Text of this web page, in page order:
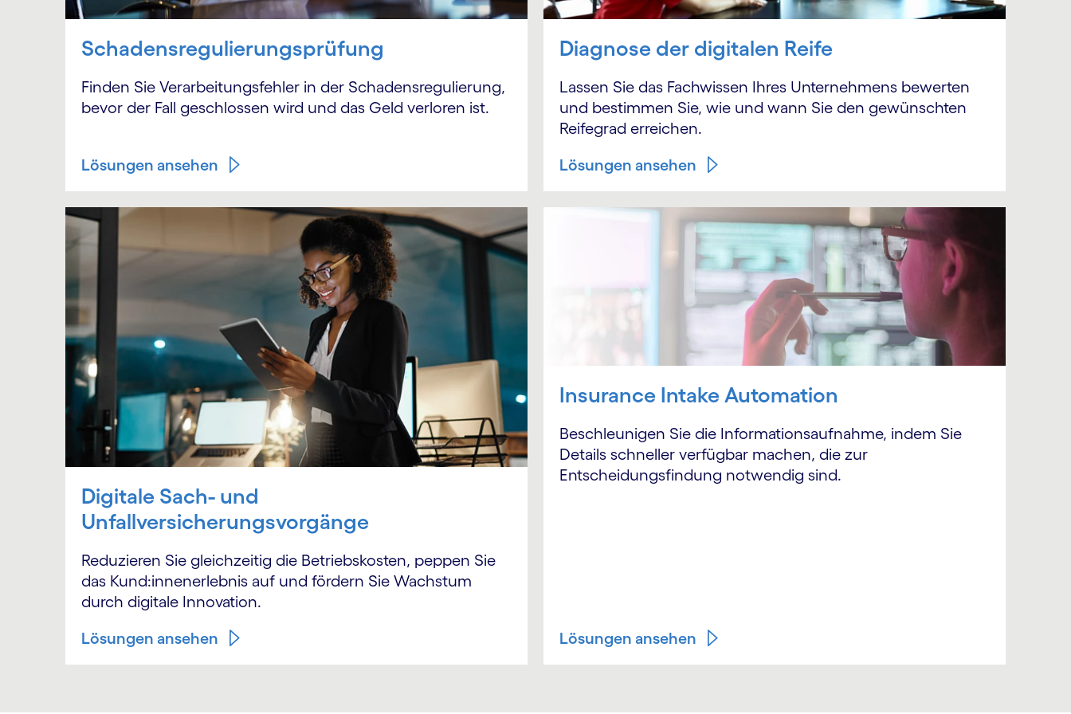
Schadensregulierungsprüfung
Finden Sie Verarbeitungsfehler in der Schadensregulierung,
bevor der Fall geschlossen wird und das Geld verloren ist.
Lösungen ansehen
Diagnose der digitalen Reife
Lassen Sie das Fachwissen Ihres Unternehmens bewerten
und bestimmen Sie, wie und wann Sie den gewünschten
Reifegrad erreichen.
Lösungen ansehen
Digitale Sach- und
Unfallversicherungsvorgänge
Reduzieren Sie gleichzeitig die Betriebskosten, peppen Sie
das Kund:innenerlebnis auf und fördern Sie Wachstum
durch digitale Innovation.
Lösungen ansehen
Insurance Intake Automation
Beschleunigen Sie die Informationsaufnahme, indem Sie
Details schneller verfügbar machen, die zur
Entscheidungsfindung notwendig sind.
Lösungen ansehen